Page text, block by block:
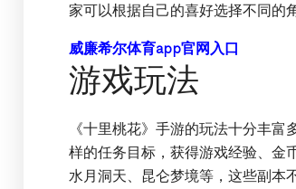
家可以根据自己的喜好选择不同的
威廉希尔体育app官网入口
游戏玩法
《十里桃花》手游的玩法十分丰
样的任务目标，获得游戏经验、金
水月洞天、昆仑梦境等，这些副本